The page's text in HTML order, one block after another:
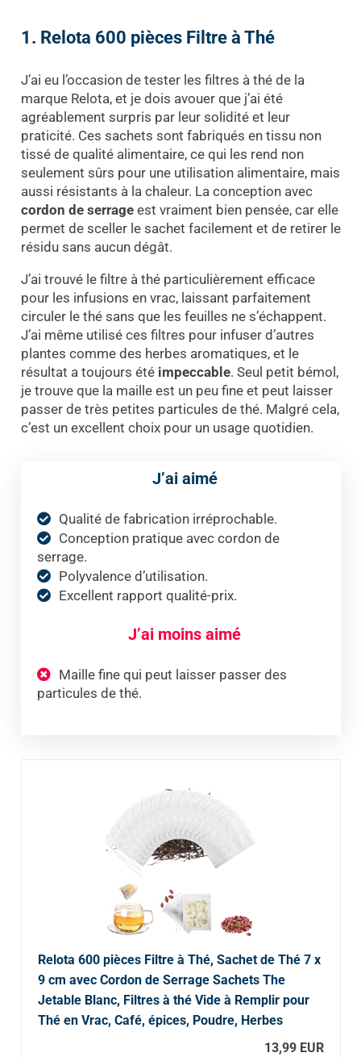
1. Relota 600 pièces Filtre à Thé
J’ai eu l’occasion de tester les filtres à thé de la
marque Relota, et je dois avouer que j’ai été
agréablement surpris par leur solidité et leur
praticité. Ces sachets sont fabriqués en tissu non
tissé de qualité alimentaire, ce qui les rend non
seulement sûrs pour une utilisation alimentaire, mais
aussi résistants à la chaleur. La conception avec
cordon de serrageest vraiment bien pensée, car elle
permet de sceller le sachet facilement et de retirer le
résidu sans aucun dégât.
J’ai trouvé le filtre à thé particulièrement efficace
pour les infusions en vrac, laissant parfaitement
circuler le thé sans que les feuilles ne s’échappent.
J’ai même utilisé ces filtres pour infuser d’autres
plantes comme des herbes aromatiques, et le
résultat a toujours été impeccable. Seul petit bémol,
je trouve que la maille est un peu fine et peut laisser
passer de très petites particules de thé. Malgré cela,
c’est un excellent choix pour un usage quotidien.
J’ai aimé
Qualité de fabrication irréprochable.
Conception pratique avec cordon de
serrage.
Polyvalence d’utilisation.
Excellent rapport qualité-prix.
J’ai moins aimé
Maille fine qui peut laisser passer des
particules de thé.
Relota 600 pièces Filtre à Thé, Sachet de Thé 7 x
9 cm avec Cordon de Serrage Sachets The
Jetable Blanc, Filtres à thé Vide à Remplir pour
Thé en Vrac, Café, épices, Poudre, Herbes
13,99 EUR